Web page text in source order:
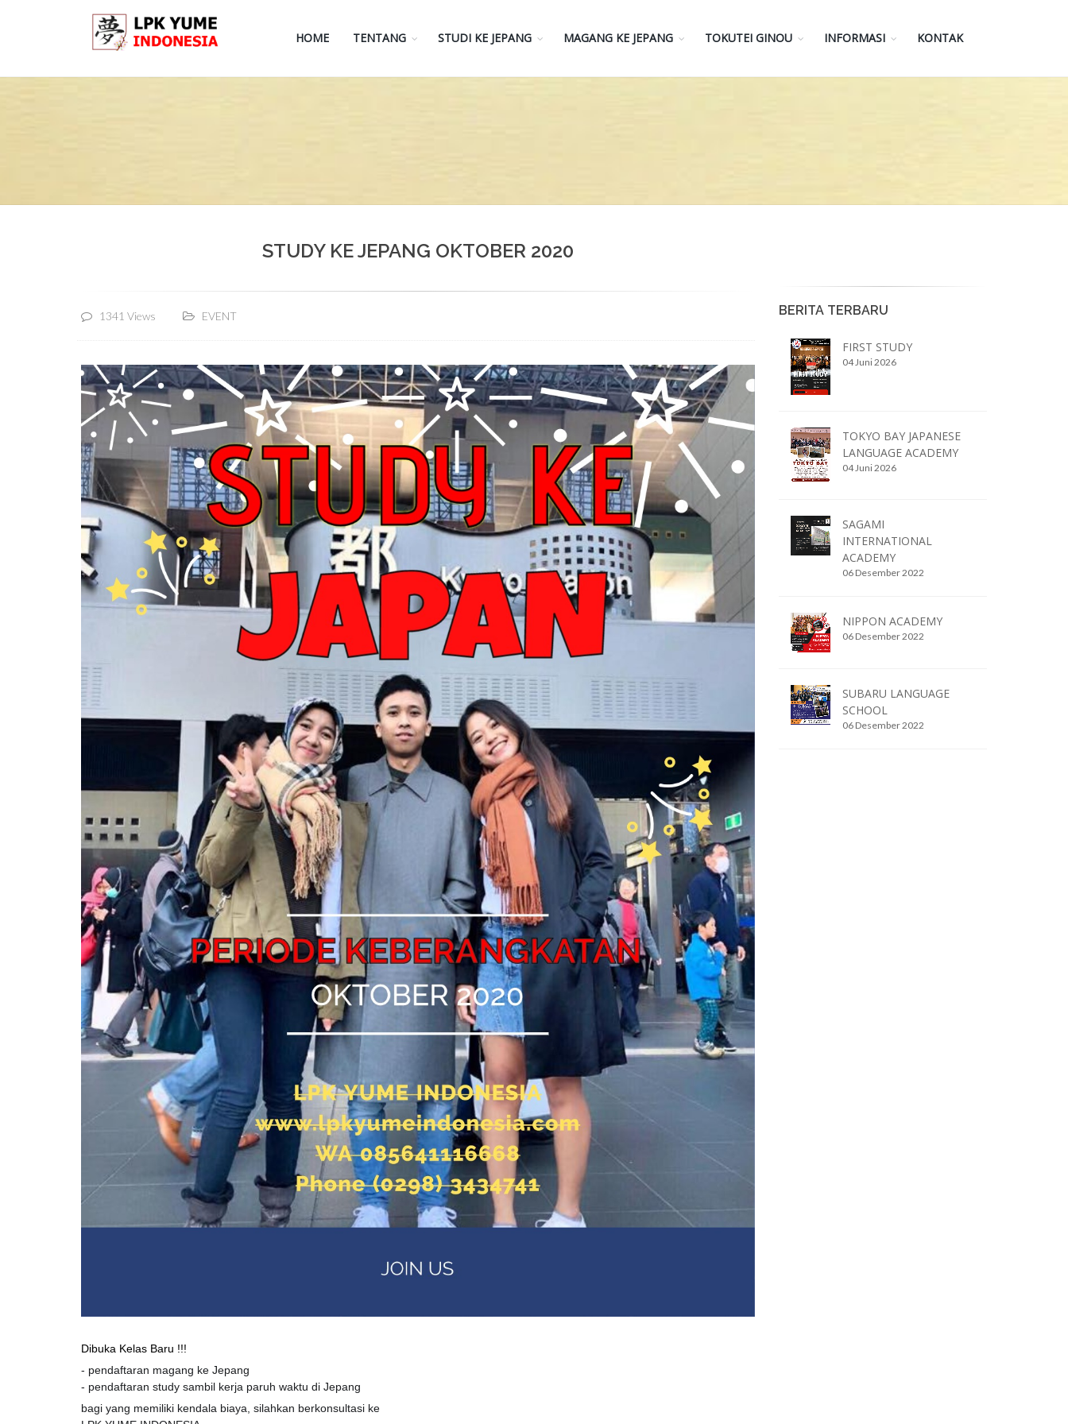
HOME TENTANG STUDI KE JEPANG MAGANG KE JEPANG TOKUTEI GINOU INFORMASI KONTAK
STUDY KE JEPANG OKTOBER 2020
1341 Views EVENT
Dibuka Kelas Baru !!!
- pendaftaran magang ke Jepang
- pendaftaran study sambil kerja paruh waktu di Jepang
bagi yang memiliki kendala biaya, silahkan berkonsultasi ke
BERITA TERBARU
FIRST STUDY
04 Juni 2026
TOKYO BAY JAPANESE
LANGUAGE ACADEMY
04 Juni 2026
SAGAMI
INTERNATIONAL
ACADEMY
06 Desember 2022
NIPPON ACADEMY
06 Desember 2022
SUBARU LANGUAGE
SCHOOL
06 Desember 2022